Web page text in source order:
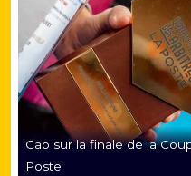
Cap sur la finale de la
Poste